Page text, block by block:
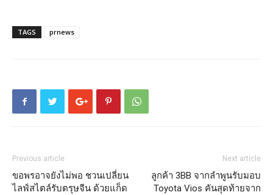
TAGS prnews
Previous article
ขอพรอาจยังไม่พอ ชวนเปลี่ยน
ไลฟ์สไตล์รับตรุษจีน ด้วยแก็ด
Next article
ลูกค้า 3BB จากลำพูนรับมอบ
Toyota Vios คันสุดท้ายจาก